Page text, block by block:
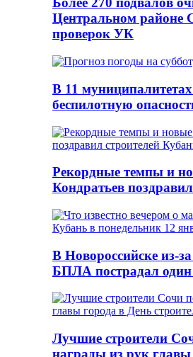
Центральном районе
проверок УК
В 11
беспилотную
Рекордные темпы и
Кондратьев
В Новороссийске из-
БПЛА пострадал один
Лучшие строители
награды из рук главы